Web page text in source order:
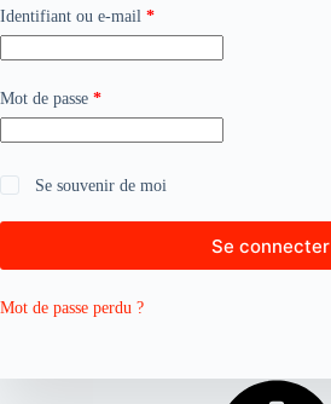
Identifiant ou e-mail *Obligatoire
Mot de passe *Obligatoire
Se souvenir de moi
Se connecter
Mot de passe perdu ?